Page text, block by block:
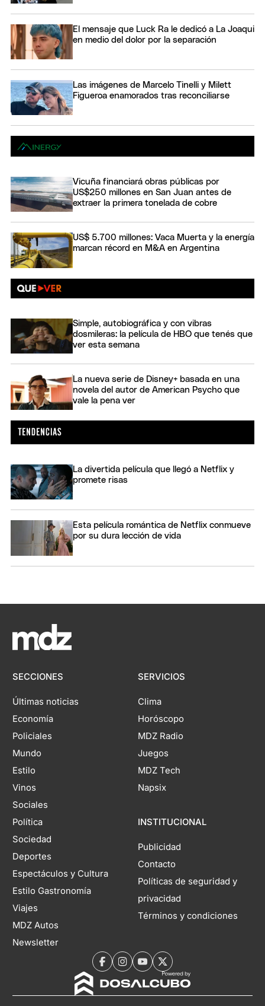
El mensaje que Luck Ra le dedicó a La Joaqui
en medio del dolor por la separación
Las imágenes de Marcelo Tinelli y Milett
Figueroa enamorados tras reconciliarse
Vicuña financiará obras públicas por
US$250 millones en San Juan antes de
extraer la primera tonelada de cobre
US$ 5.700 millones: Vaca Muerta y la energía
marcan récord en M&A en Argentina
Simple, autobiográfica y con vibras
dosmileras: la película de HBO que tenés que
ver esta semana
La nueva serie de Disney+ basada en una
novela del autor de American Psycho que
vale la pena ver
La divertida película que llegó a Netflix y
promete risas
Esta película romántica de Netflix conmueve
por su dura lección de vida
SECCIONES
Últimas noticias
Economía
Policiales
Mundo
Estilo
Vinos
Sociales
Política
Sociedad
Deportes
Espectáculos y Cultura
Estilo Gastronomía
Viajes
MDZ Autos
Newsletter
SERVICIOS
Clima
Horóscopo
MDZ Radio
Juegos
MDZ Tech
Napsix
INSTITUCIONAL
Publicidad
Contacto
Políticas de seguridad y
privacidad
Términos y condiciones